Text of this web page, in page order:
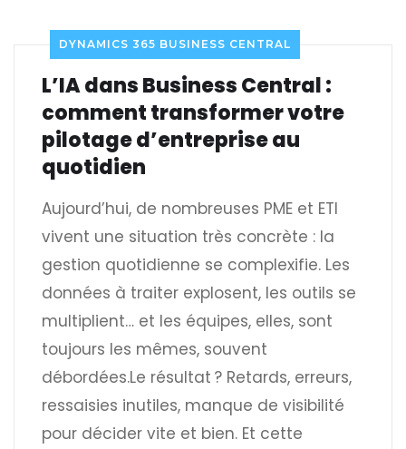
DYNAMICS 365 BUSINESS CENTRAL
L’IA dans Business Central :
comment transformer votre
pilotage d’entreprise au
quotidien
Aujourd’hui, de nombreuses PME et ETI
vivent une situation très concrète : la
gestion quotidienne se complexifie. Les
données à traiter explosent, les outils se
multiplient… et les équipes, elles, sont
toujours les mêmes, souvent
débordées.Le résultat ? Retards, erreurs,
ressaisies inutiles, manque de visibilité
pour décider vite et bien. Et cette